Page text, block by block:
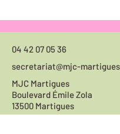
04 42 07 05 36
secretariat@mjc-
MJC Martigues
Boulevard Émile Zola
13500 Martigues